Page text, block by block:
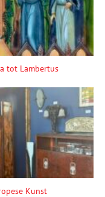
tot Lambertus
Kunst